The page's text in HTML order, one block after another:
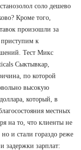
соло дешево
Кроме того,
произошли за
приступим к
Тест Микс
Сыктывкар,
по которой
высокую
который, в
местных
на то, что клиенты не
но и стали гораздо реже
задержки зарплат: